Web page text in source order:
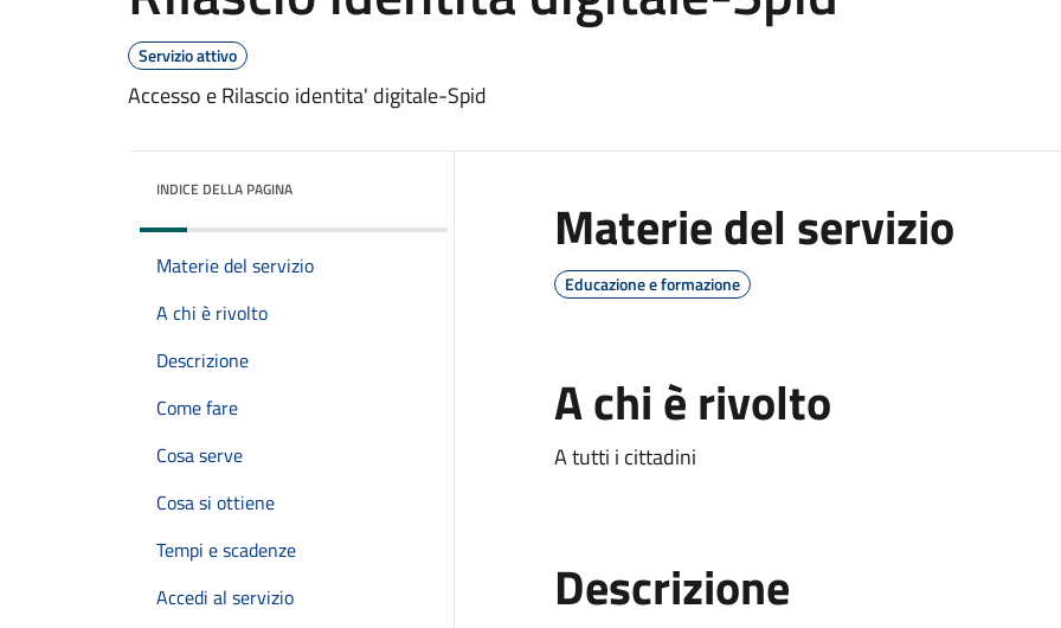
Servizio attivo
Accesso e Rilascio identita' digitale-Spid
INDICE DELLA PAGINA
Materie del servizio
A chi è rivolto
Descrizione
Come fare
Cosa serve
Cosa si ottiene
Tempi e scadenze
Accedi al servizio
Materie del servizio
Educazione e formazione
A chi è rivolto
A tutti i cittadini
Descrizione